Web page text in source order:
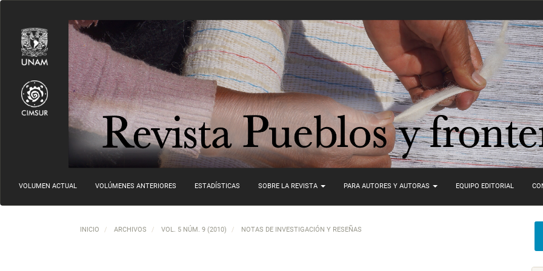
Contenido principal
Barra lateral
VOLUMEN ACTUAL VOLÚMENES ANTERIORES ESTADÍSTICAS SOBRE LA REVISTA PARA AUTORES Y AUTORAS EQUIPO EDITORIAL
INICIO ARCHIVOS VOL. 5 NÚM. 9 (2010) NOTAS DE INVESTIGACIÓN Y RESEÑAS